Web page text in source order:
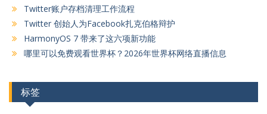
Twitter账户存档清理工作流程
Twitter 创始人为Facebook扎克伯格辩护
HarmonyOS 7 带来了这六项新功能
哪里可以免费观看世界杯？2026年世界杯网络直播信息
标签